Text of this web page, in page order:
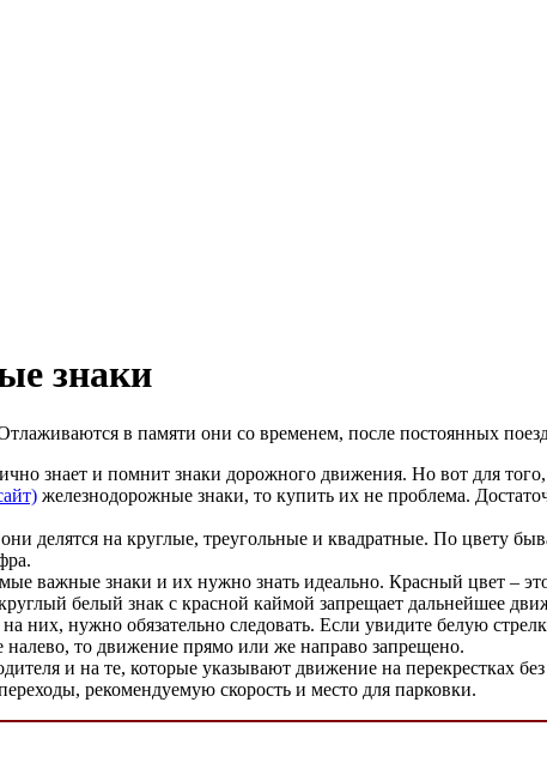
знаки
в памяти они со временем, после постоянных
знает и помнит знаки дорожного движения. Но вот для
железнодорожные знаки, то купить их не проблема.
делятся на круглые, треугольные и квадратные. По цвету
важные знаки и их нужно знать идеально. Красный цвет –
белый знак с красной каймой запрещает дальнейшее
нужно обязательно следовать. Если увидите белую
налево, то движение прямо или же направо запрещено.
и на те, которые указывают движение на перекрестках
рекомендуемую скорость и место для парковки.